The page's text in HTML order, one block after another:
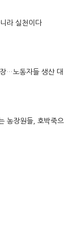
라 실천이다
…노동자들 생산 대
농장원들, 호박죽으